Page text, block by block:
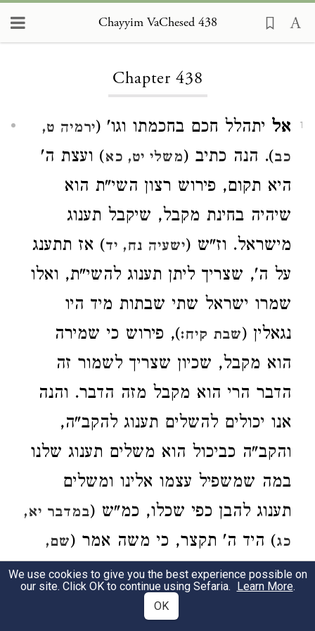
Chayyim VaChesed 438
Chapter 438
1 אל יתהלל חכם בחכמתו וגו' (ירמיה ט,
כב). הנה כתיב (משלי יט, כא) ועצת ה'
היא תקום, פירוש רצון השי"ת הוא
שיהיה בחינת מקבל, שיקבל תענוג
מישראל. וז"ש (ישעיה נח, יד) אז תתענג
על ה', שצריך ליתן תענוג להשי"ת, ואלו
שמרו ישראל שתי שבתות מיד היו
נגאלין (שבת קיח:), פירוש כי שמירה
הוא מקבל, שכיון שצריך לשמור זה
הדבר הרי הוא מקבל מזה הדבר. והנה
אנו יכולים להשלים תענוג להקב"ה,
והקב"ה כביכול הוא משלים תענוג שלנו
במה שמשפיל עצמו אלינו ומשלים
תענוג להבן כפי שכלו, כמ"ש (במדבר יא,
כג) היד ה' תקצר, כי משה אמר (שם,
כב) אם את כל דגי הים יאסף וגו', וקשה
וכי לא היה משה יודע התירוץ שהקב"ה
We use cookies to give you the best experience possible on
our site. Click OK to continue using Sefaria. Learn More.
OK